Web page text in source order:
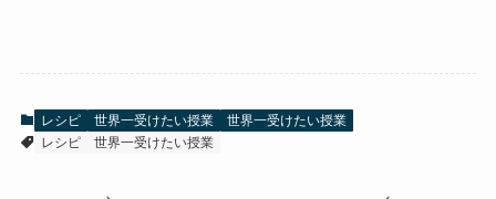
レシピ 世界一受けたい授業
世界一受けたい授業
レシピ
世界一受けたい授業